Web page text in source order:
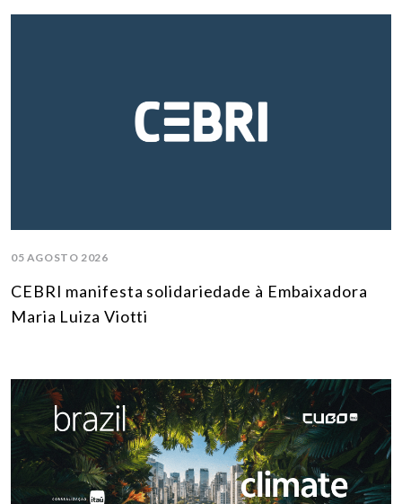
05 AGOSTO 2026
CEBRI manifesta solidariedade à Embaixadora
Maria Luiza Viotti